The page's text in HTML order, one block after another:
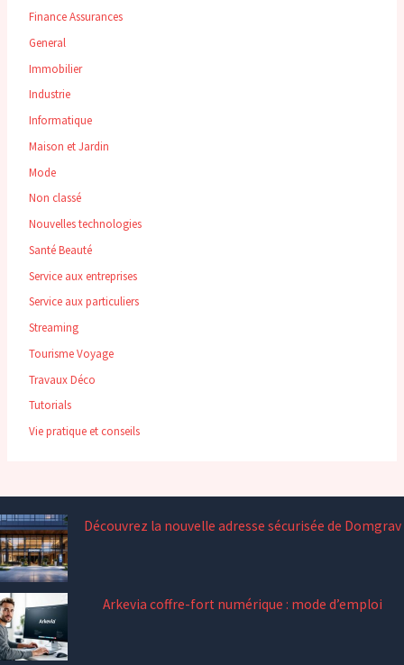
Finance Assurances
General
Immobilier
Industrie
Informatique
Maison et Jardin
Mode
Non classé
Nouvelles technologies
Santé Beauté
Service aux entreprises
Service aux particuliers
Streaming
Tourisme Voyage
Travaux Déco
Tutorials
Vie pratique et conseils
Découvrez la nouvelle adresse sécurisée de Domgrav
Arkevia coffre-fort numérique : mode d’emploi